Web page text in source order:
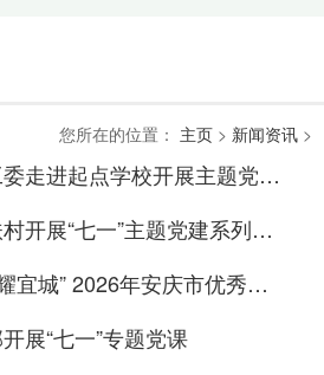
您所在的位置： 主页 > 新闻资讯 >
大观区工信局党工委走进起点学校开展主题党日活动
望江县残联赴帮扶村开展“七一”主题党建系列活动
“建功新时代 自强耀宜城” 2026年安庆市优秀残疾人党员先进事迹宣讲活动圆满举办
展“七一”专题党课